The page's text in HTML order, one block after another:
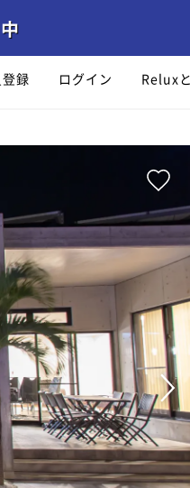
録 ログイン Relux